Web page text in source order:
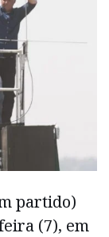
partido)
(7), em